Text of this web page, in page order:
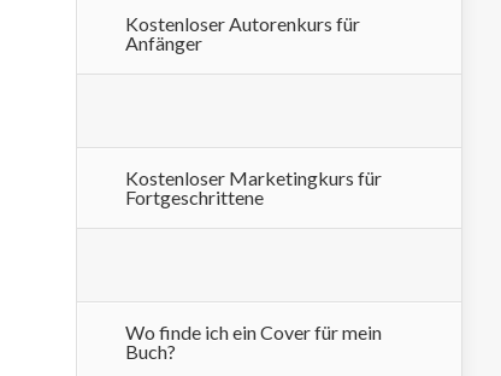
Kostenloser Autorenkurs für
Anfänger
Kostenloser Marketingkurs für
Fortgeschrittene
Wo finde ich ein Cover für mein
Buch?